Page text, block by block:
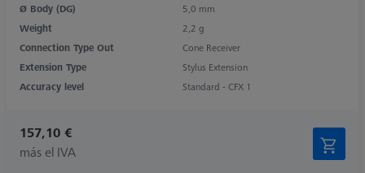
Ø Body (DG)
5,0 mm
Weight
2,2 g
Connection Type Out
Cone Receiver
Extension Type
Stylus Extension
Accuracy level
Standard - CFX 1
157,10 €
más el IVA